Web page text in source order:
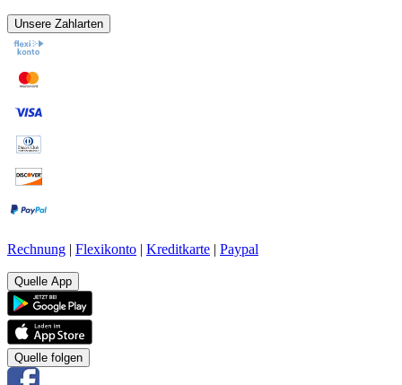
Unsere Zahlarten
Rechnung | Flexikonto | Kreditkarte | Paypal
Quelle App
Quelle folgen